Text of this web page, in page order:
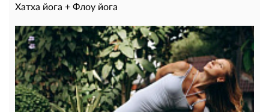
Хатха йога + Флоу йога